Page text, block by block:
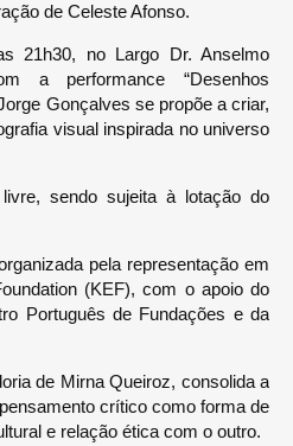
de Celeste Afonso.
21h30, no Largo Dr. Anselmo
a performance “Desenhos
Gonçalves se propõe a criar,
visual inspirada no universo
sendo sujeita à lotação do
pela representação em
(KEF), com o apoio do
Português de Fundações e da
de Mirna Queiroz, consolida a
crítico como forma de
e relação ética com o outro.